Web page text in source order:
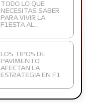
TODO LO QUE
NECESITAS SABER
PARA VIVIR LA
F1ESTA AL…
LOS TIPOS DE
PAVIMENTO
AFECTAN LA
ESTRATEGIA EN F1